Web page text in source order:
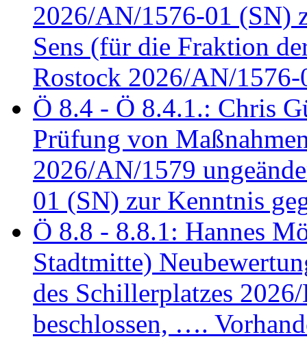
2026/AN/1576-01 (SN)
Sens (für die Fraktion
Rostock 2026/AN/1576-
Ö 8.4 - Ö 8.4.1.: Chris
Prüfung von
2026/AN/1579
01 (SN) zur Kenntnis
Ö 8.8 - 8.8.1: Hannes
Stadtmitte)
des Schillerplatzes
beschlossen, ….